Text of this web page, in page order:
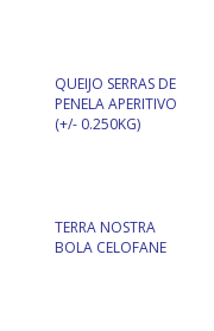
QUEIJO SERRAS DE
PENELA APERITIVO
(+/- 0.250KG)
TERRA NOSTRA
BOLA CELOFANE